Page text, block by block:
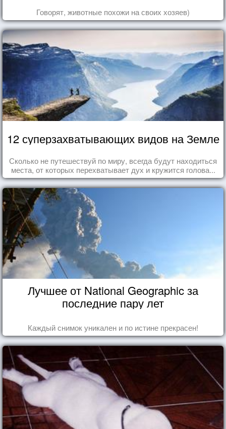
Говорят, животные похожи на своих хозяев)
12 суперзахватывающих видов на Земле
Сколько не путешествуй по миру, всегда будут находиться
места, от которых перехватывает дух и кружится голова...
Лучшее от National Geographic за
последние пару лет
Каждый снимок уникален и по истине прекрасен!